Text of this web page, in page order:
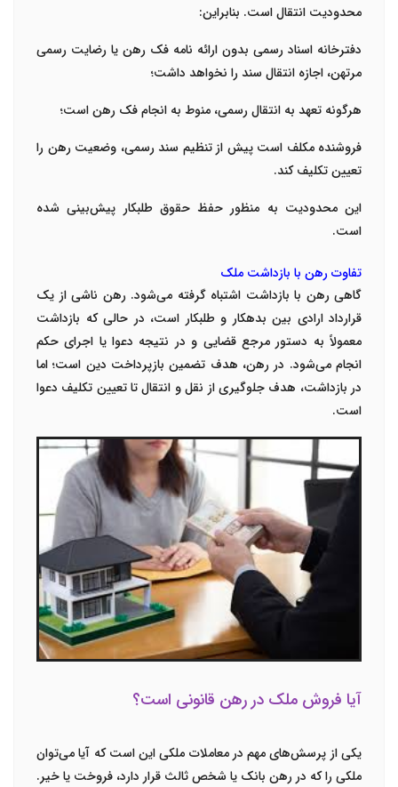
محدودیت انتقال است. بنابراین:
دفترخانه اسناد رسمی بدون ارائه نامه فک رهن یا رضایت رسمی
مرتهن، اجازه انتقال سند را نخواهد داشت؛
هرگونه تعهد به انتقال رسمی، منوط به انجام فک رهن است؛
فروشنده مکلف است پیش از تنظیم سند رسمی، وضعیت رهن را
تعیین تکلیف کند.
این محدودیت به منظور حفظ حقوق طلبکار پیش‌بینی شده
است.
تفاوت رهن با بازداشت ملک
گاهی رهن با بازداشت اشتباه گرفته می‌شود. رهن ناشی از یک
قرارداد ارادی بین بدهکار و طلبکار است، در حالی که بازداشت
معمولاً به دستور مرجع قضایی و در نتیجه دعوا یا اجرای حکم
انجام می‌شود. در رهن، هدف تضمین بازپرداخت دین است؛ اما
در بازداشت، هدف جلوگیری از نقل و انتقال تا تعیین تکلیف دعوا
است.
آیا فروش ملک در رهن قانونی است؟
یکی از پرسش‌های مهم در معاملات ملکی این است که آیا می‌توان
ملکی را که در رهن بانک یا شخص ثالث قرار دارد، فروخت یا خیر.